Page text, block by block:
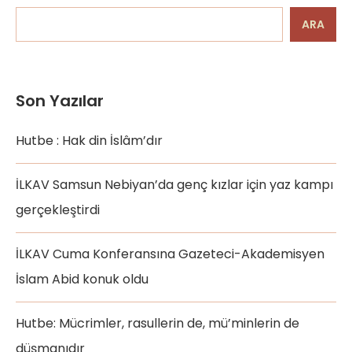
ARA
Son Yazılar
Hutbe : Hak din İslâm’dır
İLKAV Samsun Nebiyan’da genç kızlar için yaz kampı
gerçekleştirdi
İLKAV Cuma Konferansına Gazeteci-Akademisyen
İslam Abid konuk oldu
Hutbe: Mücrimler, rasullerin de, mü’minlerin de